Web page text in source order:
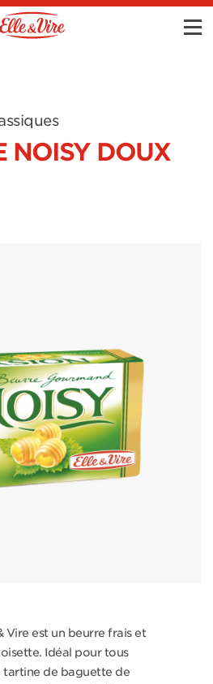
NOISY DOUX
Vire est un beurre frais et
Idéal pour tous
tartine de baguette de